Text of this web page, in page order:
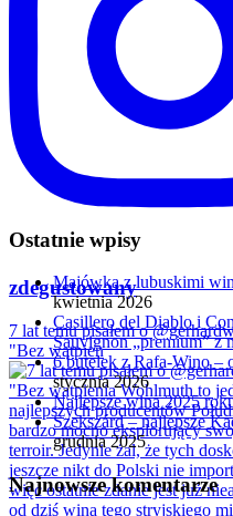
zdegustowany
7 lat temu pisałem o
"Bez wątpien
Ostatnie wpisy
Majówka z lubuskimi
kwietnia 2026
Casillero del Diablo i
Sauvignon „premium” z
6 butelek z Rafa-Wino –
stycznia 2026
Najlepsze wina 2025
Szekszárd – najlepsze
grudnia 2025
Najnowsze komentarze